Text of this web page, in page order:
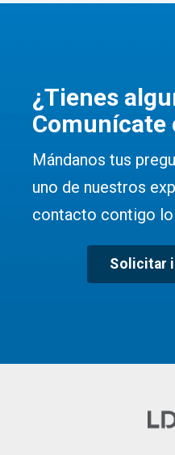
¿Tienes
Comunícate
Mándanos tus
uno de nuestros
contacto contigo
Solicitar